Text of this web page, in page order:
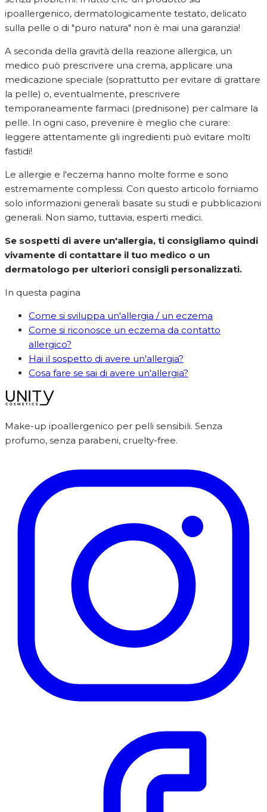
ipoallergenico, dermatologicamente testato, delicato
sulla pelle o di "puro natura" non è mai una garanzia!
A seconda della gravità della reazione allergica, un
medico può prescrivere una crema, applicare una
medicazione speciale (soprattutto per evitare di grattare
la pelle) o, eventualmente, prescrivere
temporaneamente farmaci (prednisone) per calmare la
pelle. In ogni caso, prevenire è meglio che curare:
leggere attentamente gli ingredienti può evitare molti
fastidi!
Le allergie e l'eczema hanno molte forme e sono
estremamente complessi. Con questo articolo forniamo
solo informazioni generali basate su studi e pubblicazioni
generali. Non siamo, tuttavia, esperti medici.
Se sospetti di avere un'allergia, ti consigliamo quindi
vivamente di contattare il tuo medico o un
dermatologo per ulteriori consigli personalizzati.
In questa pagina
Come si sviluppa un'allergia / un eczema
Come si riconosce un eczema da contatto
allergico?
Hai il sospetto di avere un'allergia?
Cosa fare se sai di avere un'allergia?
Make-up ipoallergenico per pelli sensibili. Senza
profumo, senza parabeni, cruelty-free.